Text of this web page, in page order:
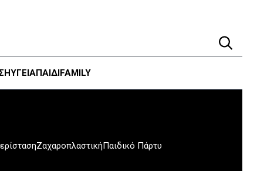
ΥΓΕΊΑΠΑΙΔΙFAMILY
ΖαχαροπλαστικήΠαιδικό Πάρτυ